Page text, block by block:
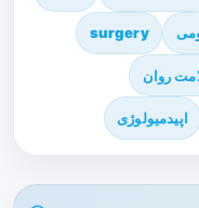
surgery
روان
اپیدمیولوژی